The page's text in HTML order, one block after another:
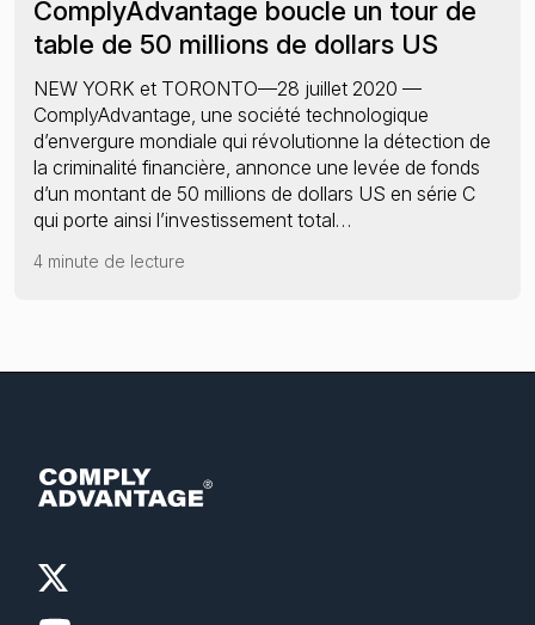
ComplyAdvantage boucle un tour de
table de 50 millions de dollars US
NEW YORK et TORONTO—28 juillet 2020 —
ComplyAdvantage, une société technologique
d’envergure mondiale qui révolutionne la détection de
la criminalité financière, annonce une levée de fonds
d’un montant de 50 millions de dollars US en série C
qui porte ainsi l’investissement total…
4 minute de lecture